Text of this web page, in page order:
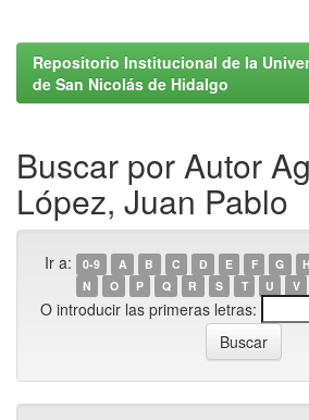
Repositorio Institucional de la
de San Nicolás de Hidalgo
Buscar por Autor
López, Juan Pablo
Ir a: 0-9 A B C D E F G H
N
O P Q R S T U V
O introducir las primeras letras: